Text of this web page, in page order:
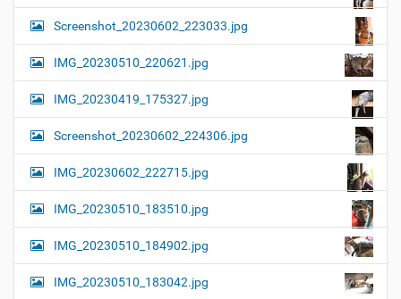
Screenshot_20230602_223033.jpg
IMG_20230510_220621.jpg
IMG_20230419_175327.jpg
Screenshot_20230602_224306.jpg
IMG_20230602_222715.jpg
IMG_20230510_183510.jpg
IMG_20230510_184902.jpg
IMG_20230510_183042.jpg